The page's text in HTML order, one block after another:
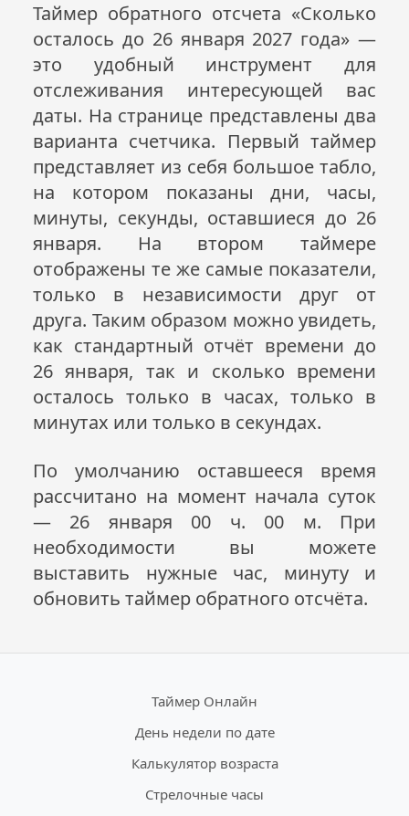
Таймер обратного отсчета «Сколько
осталось до 26 января 2027 года» —
это удобный инструмент для
отслеживания интересующей вас
даты. На странице представлены два
варианта счетчика. Первый таймер
представляет из себя большое табло,
на котором показаны дни, часы,
минуты, секунды, оставшиеся до 26
января. На втором таймере
отображены те же самые показатели,
только в независимости друг от
друга. Таким образом можно увидеть,
как стандартный отчёт времени до
26 января, так и сколько времени
осталось только в часах, только в
минутах или только в секундах.
По умолчанию оставшееся время
рассчитано на момент начала суток
— 26 января 00 ч. 00 м. При
необходимости вы можете
выставить нужные час, минуту и
обновить таймер обратного отсчёта.
Таймер Онлайн
День недели по дате
Калькулятор возраста
Стрелочные часы